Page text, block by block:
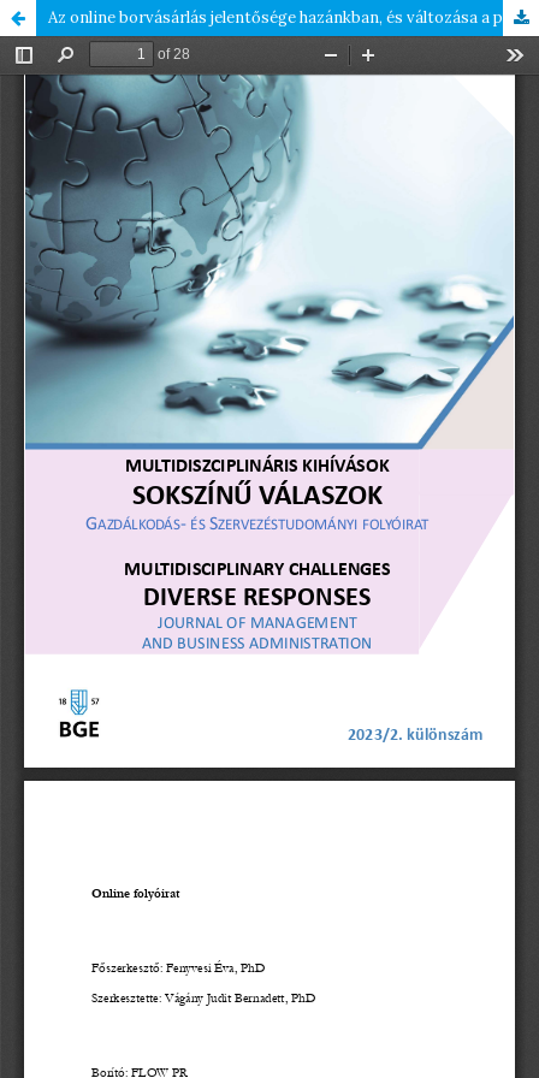
Az online borvásárlás jelentősége hazánkban, és változása a pandémia időszakában